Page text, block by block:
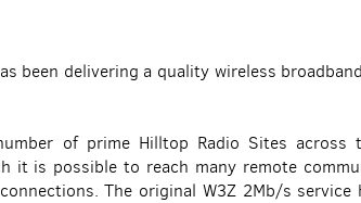
been delivering a quality wireless
of prime Hilltop Radio Sites across
it is possible to reach many remote
The original W3Z 2Mb/s service